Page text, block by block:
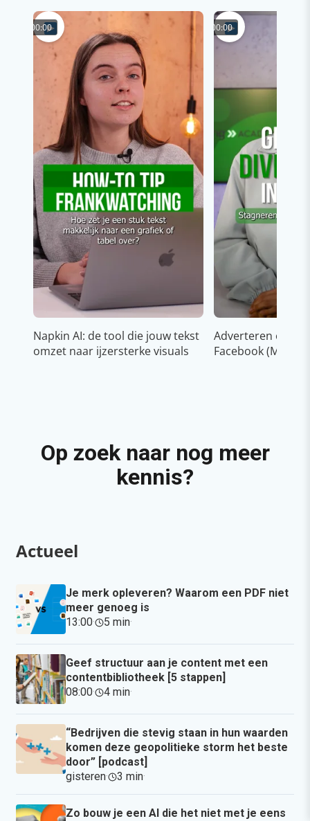
00:00
Napkin AI: de tool die jouw tekst
omzet naar ijzersterke visuals
00:00
Adverteren op
Facebook (Meta)
Op zoek naar nog meer
kennis?
Actueel
Je merk opleveren? Waarom een PDF niet
meer genoeg is
13:00· 5 min·
Geef structuur aan je content met een
contentbibliotheek [5 stappen]
08:00· 4 min·
“Bedrijven die stevig staan in hun waarden
komen deze geopolitieke storm het beste
door” [podcast]
gisteren· 3 min·
Zo bouw je een AI die het niet met je eens